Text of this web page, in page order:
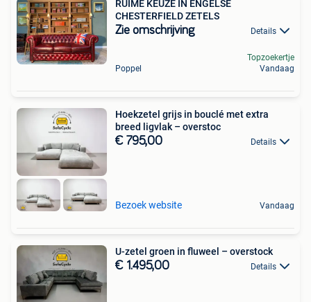
RUIME KEUZE IN ENGELSE
CHESTERFIELD ZETELS
Zie omschrijving Details
Poppel
Topzoekertje
Vandaag
Hoekzetel grijs in bouclé met extra
breed ligvlak – overstoc
€ 795,00 Details
Bezoek website Vandaag
U-zetel groen in fluweel – overstock
€ 1.495,00 Details